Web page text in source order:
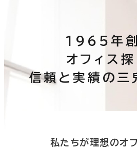
1965年創
オフィス探
信頼と実績の三
私たちが理想のオ